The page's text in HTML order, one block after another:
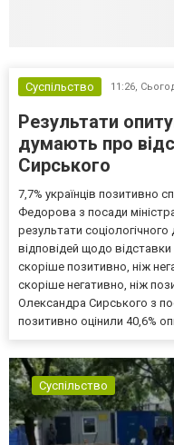
Суспільство 11:26,
Результати
думають про
Сирського
7,7% українців позитивно
Федорова з посади
результати
відповідей щодо
скоріше позитивно, ніж
скоріше негативно, ніж
Олександра Сирського з
позитивно оцінили 40,6%
Суспільство